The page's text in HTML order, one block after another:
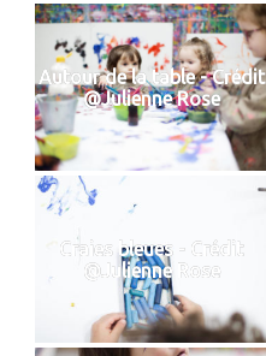
Autour de la table - Crédit
@Julienne Rose
Craies bleues - Crédit
@Julienne Rose